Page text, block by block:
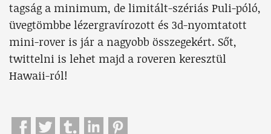
tagság a minimum, de limitált-szériás Puli-póló,
üvegtömbbe lézergravírozott és 3d-nyomtatott
mini-rover is jár a nagyobb összegekért. Sőt,
twittelni is lehet majd a roveren keresztül
Hawaii-ról!